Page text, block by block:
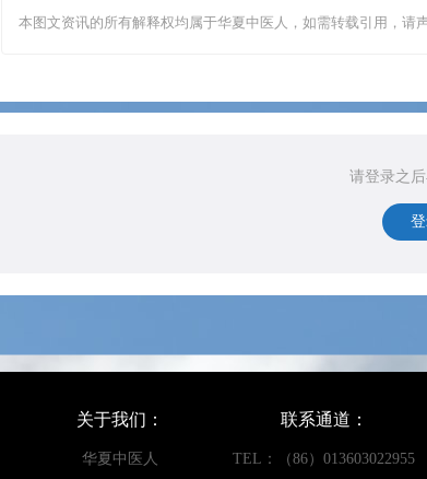
本图文资讯的所有解释权均属于华夏中医人，如需转载引用，请
请登录之
关于我们：
华夏中医人
联系通道：
TEL：（86）013603022955